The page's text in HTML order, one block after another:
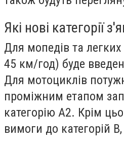
Які нові категорії
Для мопедів та
45 км/год) буде
Для мотоциклів
проміжним етапом
категорію А2. Крім
вимоги до категорій B,